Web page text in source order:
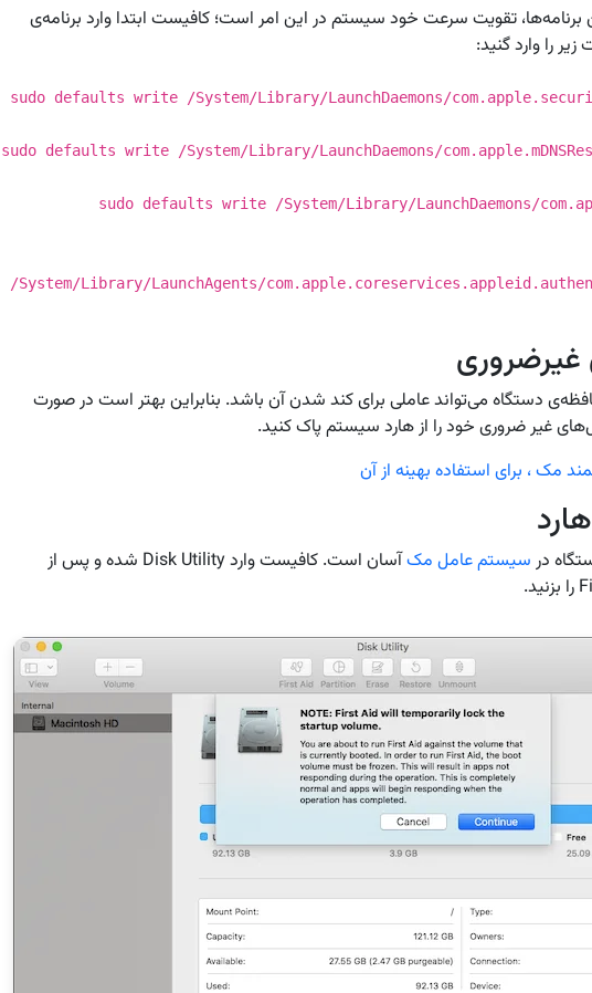
برنامه‌ها، تقویت سرعت خود سیستم در این امر است؛ کافیست ابتدا وارد برنامه‌ی
sudo defaults write /System/Library/LaunchDaemons/
sudo defaults write /System/Library/LaunchDaemons/
sudo defaults write /System/Library/LaunchDaemons/
/System/Library/LaunchAgents/
دستگاه می‌تواند عاملی برای کند شدن آن باشد. بنابراین بهتر است در صورت
غیر ضروری خود را از هارد سیستم پاک کنید.
مک ، برای استفاده بهینه از آن
در سیستم عامل مک
آسان است. کافیست وارد Disk Utility شده و پس از